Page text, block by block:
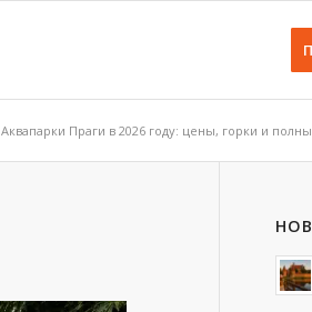
Аквапарки Праги в 2026 году: цены, горки и